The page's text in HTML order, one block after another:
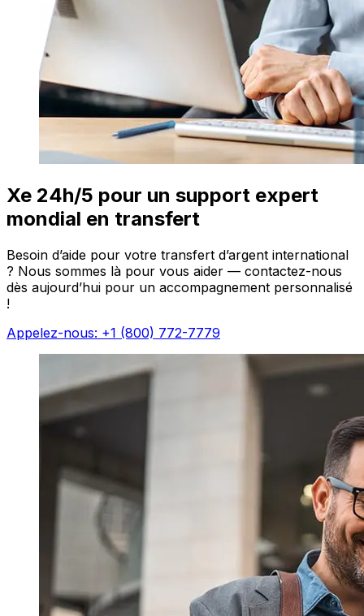
Xe 24h/5 pour un support expert
mondial en transfert
Besoin d’aide pour votre transfert d’argent international
? Nous sommes là pour vous aider — contactez-nous
dès aujourd’hui pour un accompagnement personnalisé
!
Appelez-nous: +1 (800) 772-7779